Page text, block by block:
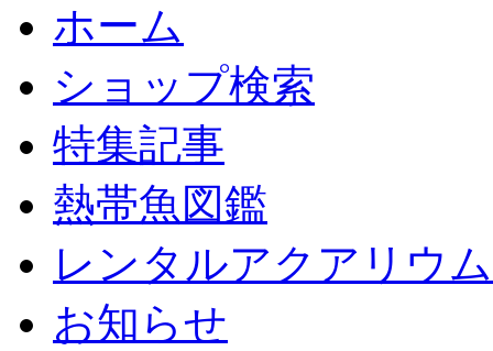
ホーム
ショップ検索
特集記事
熱帯魚図鑑
レンタルアクアリウム
お知らせ